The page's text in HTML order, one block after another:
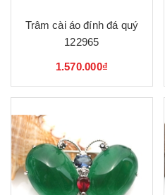
Trâm cài áo đính đá quý
122965
1.570.000₫